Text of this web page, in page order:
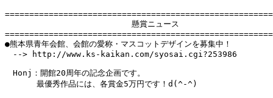
懸賞ニュース
●熊本県青年会館、会館の愛称・マスコットデザインを募集中！
--> http://www.ks-kaikan.com/syosai.cgi?253986
Honj：開館20周年の記念企画です。
最優秀作品には、各賞金5万円です！d(^-^)